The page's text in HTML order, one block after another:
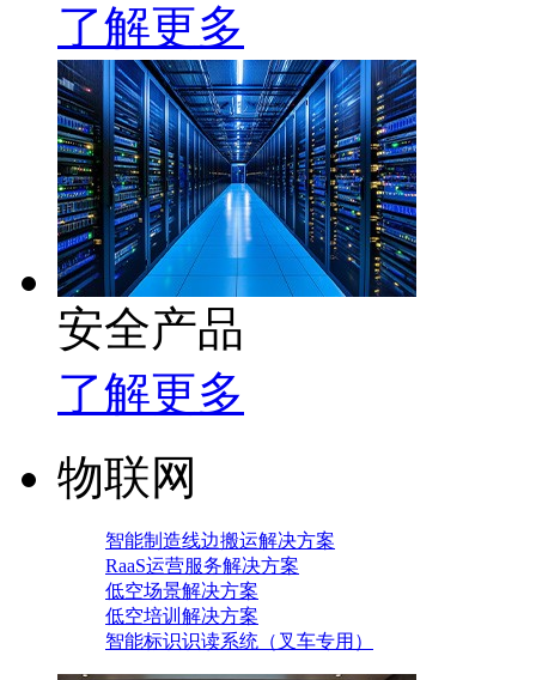
了解更多
安全产品
了解更多
物联网
智能制造线边搬运解决方案
RaaS运营服务解决方案
低空场景解决方案
低空培训解决方案
智能标识识读系统（叉车专用）